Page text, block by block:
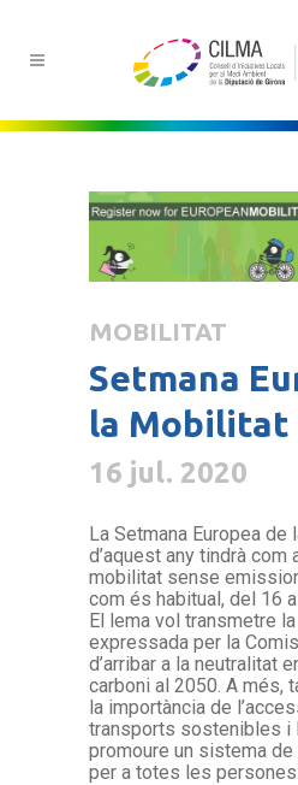
MOBILITAT
Setmana
la Mobilitat
16 jul. 2020
La Setmana Europea de
d’aquest any tindrà com
mobilitat sense
com és habitual, del 16
El lema vol transmetre
expressada per la
d’arribar a la neutralitat
carboni al 2050. A més,
la importància de
transports sostenibles i
promoure un sistema
per a totes les persones.